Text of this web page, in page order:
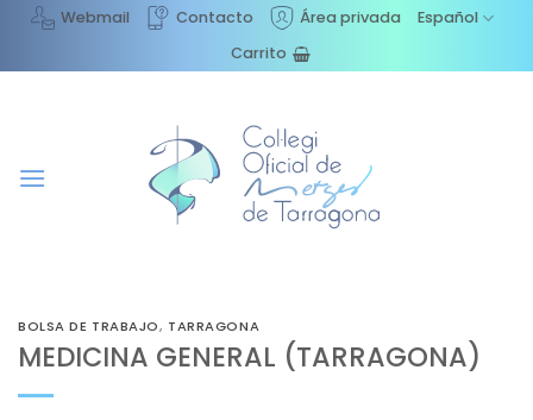
Saltar
contenido
Webmail Contacto Área privada
Español
Carrito
BOLSA DE TRABAJO, TARRAGONA
MEDICINA GENERAL (TARRAGONA)